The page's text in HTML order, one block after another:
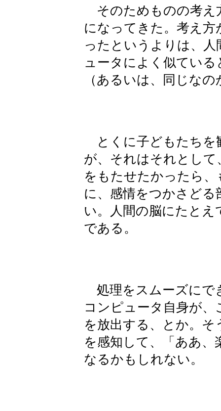
そのためものの考え
になってきた。考え
ったというよりは、
ュータによく似てい
（あるいは、同じな
とくに子どもたちを
が、それはそれとし
をもたせたかったら
に、感情をつかさど
い。人間の脳にたとえ
である。
処理をスムーズにで
コンピュータ自身が
を放出する、とか。
を感知して、「ああ
なるかもしれない。